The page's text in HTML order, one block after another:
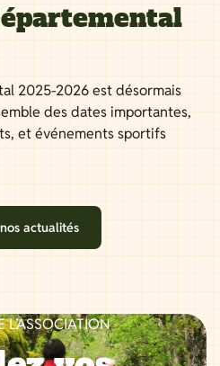
2025-2026 est désormais
des dates importantes,
et événements sportifs
actualités
L’ASSOCIATION